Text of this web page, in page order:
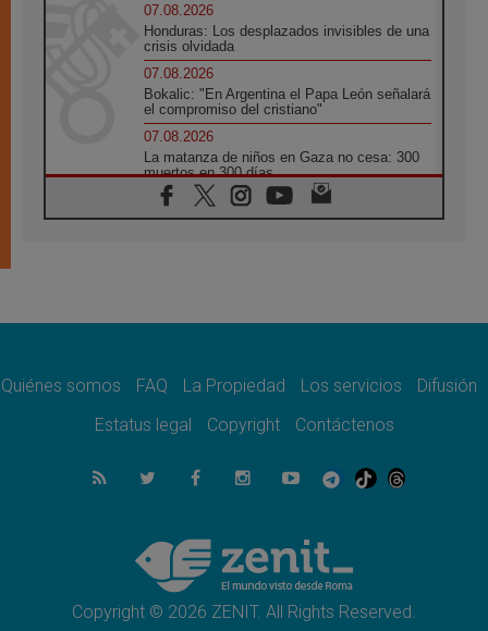
07.08.2026
Honduras: Los desplazados invisibles de una
crisis olvidada
07.08.2026
Bokalic: "En Argentina el Papa León señalará
el compromiso del cristiano"
07.08.2026
La matanza de niños en Gaza no cesa: 300
muertos en 300 días
07.08.2026
Tagle: La guerra desfigura el mundo, solo la
como misión al servicio del Evangelio
SIGNIS 2026, dar voz a las religiosas en el
07.08.2026
Lanzan un proyecto de empoderamiento
Programa oficial del Viaje Apostólico del
Papa León XIV a Francia
Quiénes somos FAQ La Propiedad Los servicios
Difusión
Estatus legal
Copyright Contáctenos
Copyright © 2026 ZENIT. All Rights Reserved.